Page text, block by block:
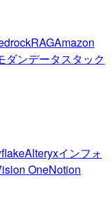
RAGAmazon
ダンデータスタック
Alteryxインフォ
OneNotion